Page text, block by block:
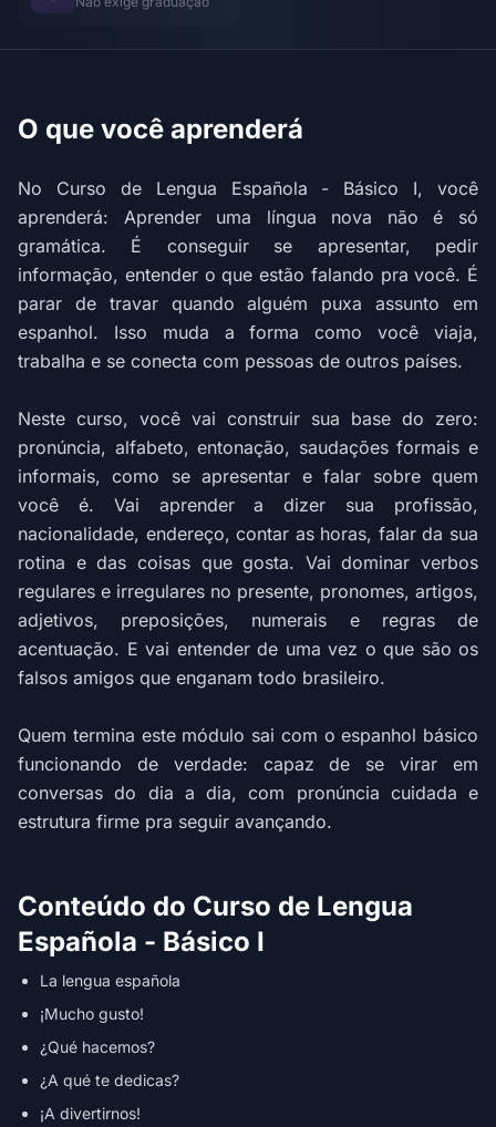
O que você aprenderá
No Curso de Lengua Española - Básico I, você
aprenderá: Aprender uma língua nova não é só
gramática. É conseguir se apresentar, pedir
informação, entender o que estão falando pra você. É
parar de travar quando alguém puxa assunto em
espanhol. Isso muda a forma como você viaja,
trabalha e se conecta com pessoas de outros países.
Neste curso, você vai construir sua base do zero:
pronúncia, alfabeto, entonação, saudações formais e
informais, como se apresentar e falar sobre quem
você é. Vai aprender a dizer sua profissão,
nacionalidade, endereço, contar as horas, falar da sua
rotina e das coisas que gosta. Vai dominar verbos
regulares e irregulares no presente, pronomes, artigos,
adjetivos, preposições, numerais e regras de
acentuação. E vai entender de uma vez o que são os
falsos amigos que enganam todo brasileiro.
Quem termina este módulo sai com o espanhol básico
funcionando de verdade: capaz de se virar em
conversas do dia a dia, com pronúncia cuidada e
estrutura firme pra seguir avançando.
Conteúdo do Curso de Lengua
Española - Básico I
La lengua española
¡Mucho gusto!
¿Qué hacemos?
¿A qué te dedicas?
¡A divertirnos!